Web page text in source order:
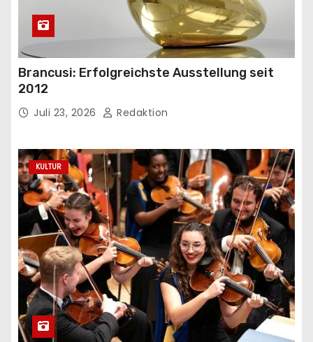
Brancusi: Erfolgreichste Ausstellung seit
2012
Juli 23, 2026 Redaktion
KULTUR